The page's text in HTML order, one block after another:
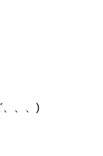
、、、)